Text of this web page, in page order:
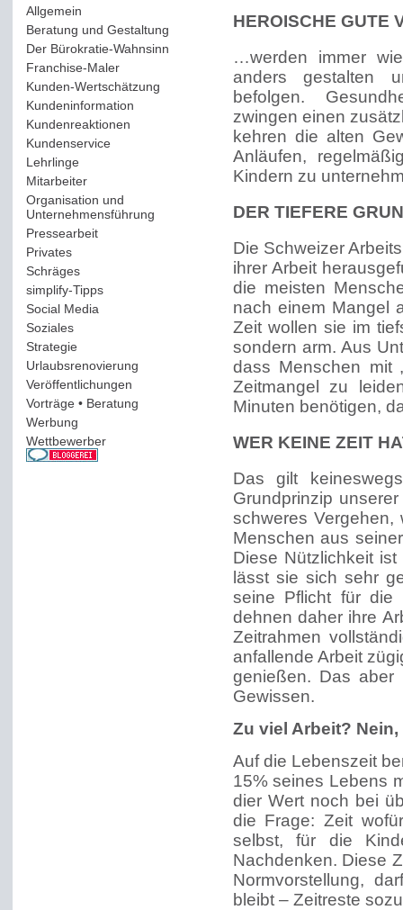
Allgemein
Beratung und Gestaltung
Der Bürokratie-Wahnsinn
Franchise-Maler(42)
Kunden-Wertschätzung
Kundeninformation
Kundenreaktionen
Kundenservice(178)
Lehrlinge(54)
Mitarbeiter(163)
Organisation und
Unternehmensführung
Pressearbeit(12)
Privates(193)
Schräges(161)
simplify-Tipps(123)
Social Media
Soziales(37)
Strategie(220)
Urlaubsrenovierung
Veröffentlichungen
Vorträge • Beratung
Werbung
Wettbewerber(61)
HEROISCHE GUTE
…werden immer
anders gestalten
befolgen.
zwingen einen
kehren die alten
Anläufen,
Kindern zu
DER TIEFERE
Die Schweizer
ihrer Arbeit
die meisten
nach einem Mangel
Zeit wollen sie im
sondern arm. Aus
dass Menschen mit
Zeitmangel zu
Minuten benötigen,
WER KEINE ZEIT
Das gilt
Grundprinzip
schweres Vergehen,
Menschen aus
Diese Nützlichkeit
lässt sie sich sehr
seine Pflicht für die
dehnen daher ihre
Zeitrahmen
anfallende Arbeit
genießen. Das aber
Gewissen.
Zu viel Arbeit?
Auf die Lebenszeit
15% seines Lebens
dier Wert noch bei
die Frage: Zeit
selbst, für die
Nachdenken. Diese
Normvorstellung,
bleibt – Zeitreste